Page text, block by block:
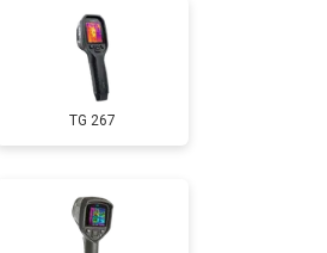
TG 267